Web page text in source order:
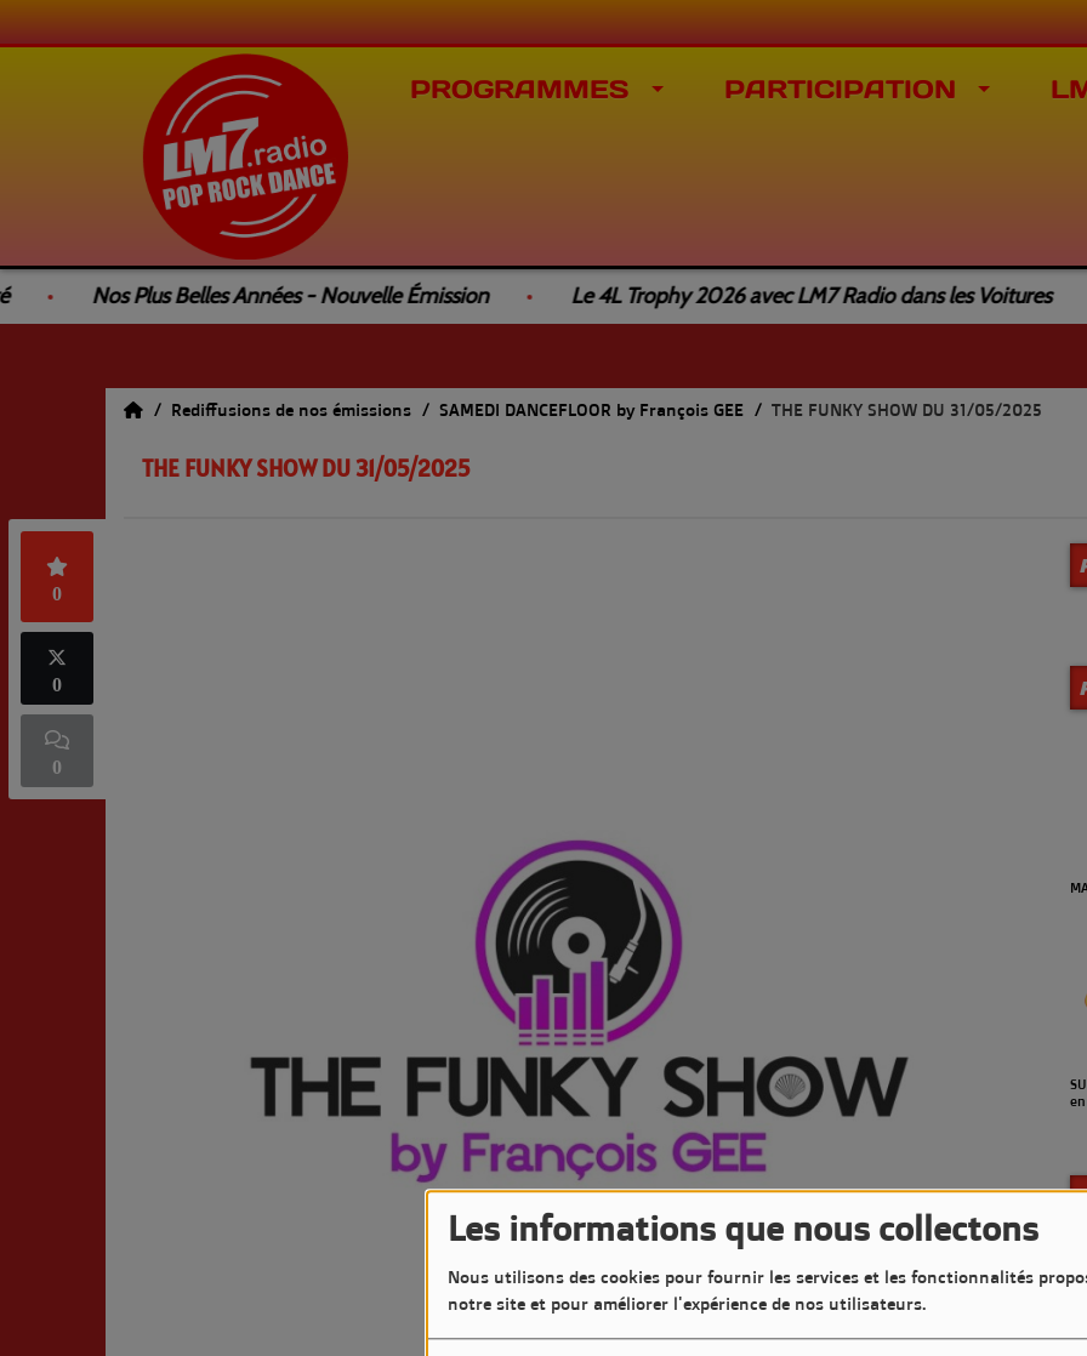
Les informations que nous collectons
Nous utilisons des cookies pour fournir les services et les fonctionnalités
notre site et pour améliorer l'expérience de nos utilisateurs.
PROGRAMMES PARTICIPATION
Nos Plus Belles Années - Nouvelle Émission Le 4L Trophy 2026 avec LM7 Radio dans les Voitures
Rediffusions de nos émissions SAMEDI DANCEFLOOR by François GEE THE FUNKY SHOW DU 31/05/2025
THE FUNKY SHOW DU 31/05/2025
0
0
0
SUNSET JAZZ'N BLUES (Reprise
en septembre)